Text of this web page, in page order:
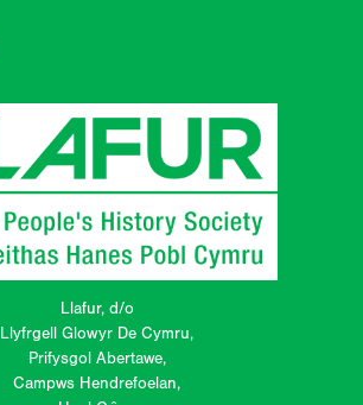
Llafur, d/o
Llyfrgell Glowyr De Cymru,
Prifysgol Abertawe,
Campws Hendrefoelan,